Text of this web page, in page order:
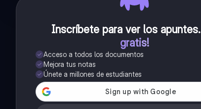
Inscríbete para ver los apuntes.
gratis!
Acceso a todos los documentos
Mejora tus notas
Únete a millones de estudiantes